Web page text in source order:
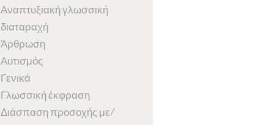
Αναπτυξιακή γλωσσική
διαταραχή
Άρθρωση
Αυτισμός
Γενικά
Γλωσσική έκφραση
Διάσπαση προσοχής με/